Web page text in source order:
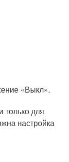
«Выкл».
только для
настройка